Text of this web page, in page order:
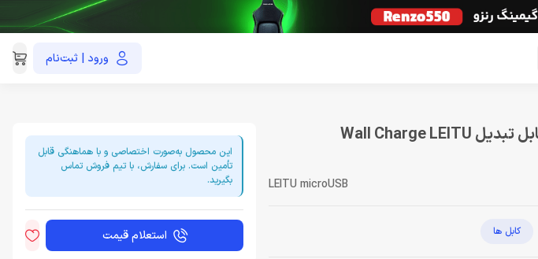
ورود | ثبت‌نام021-91035390
شارژر فندکی لیتو به همراه کابل تبدیل Wall Charge LEITU
LEITU microUSB
کابل ها
این محصول به‌صورت اختصاصی و با هماهنگی قابل
تأمین است. برای سفارش، با تیم فروش تماس
بگیرید.
استعلام قیمت